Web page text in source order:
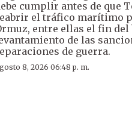
cumplir antes de que
el tráfico marítimo
entre ellas el fin del
de las
de guerra.
8, 2026 06:48 p. m.